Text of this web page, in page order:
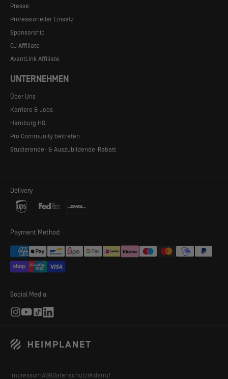
MEHR PLATZ, WENIGER GEWICHT
Dank einer neuen Variante unseres Inflatable Diamond Grid
(IDG) konnten wir beim Kirra effizienter mit den Streben des
Luftrahmens umgehen. Dies führt zu einem genauso
Presse
Professioneller Einsatz
Sponsorship
CJ Affiliate
AvantLink Affiliate
UNTERNEHMEN
Über Uns
Karriere & Jobs
Hamburg HQ
Pro Community beitreten
Studierende- & Auszubildende-Rabatt
Delivery
Payment Method
Social Media
ImpressumAGBDatenschutzWiderruf